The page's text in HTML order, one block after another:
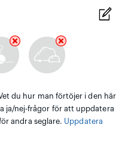
du hur man förtöjer i den här
ja/nej-frågor för att uppdatera
andra seglare. Uppdatera